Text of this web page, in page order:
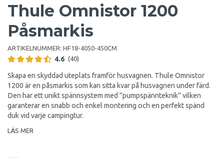
Thule Omnistor 1200
Påsmarkis
ARTIKELNUMMER: HF18-4050-450CM
4.6 (40)
Skapa en skyddad uteplats framför husvagnen. Thule Omnistor
1200 är en påsmarkis som kan sitta kvar på husvagnen under färd.
Den har ett unikt spännsystem med "pumpspännteknik" vilken
garanterar en snabb och enkel montering och en perfekt spänd
duk vid varje campingtur.
LÄS MER